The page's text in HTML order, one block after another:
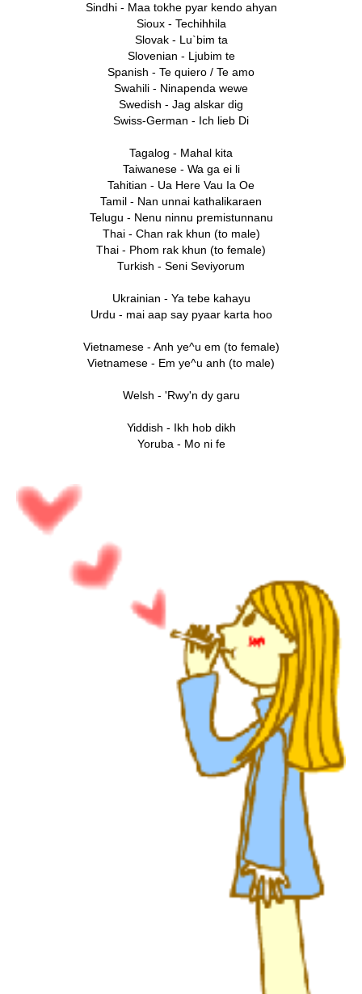
Sindhi - Maa tokhe pyar kendo ahyan
Sioux - Techihhila
Slovak - Lu`bim ta
Slovenian - Ljubim te
Spanish - Te quiero / Te amo
Swahili - Ninapenda wewe
Swedish - Jag alskar dig
Swiss-German - Ich lieb Di
Tagalog - Mahal kita
Taiwanese - Wa ga ei li
Tahitian - Ua Here Vau Ia Oe
Tamil - Nan unnai kathalikaraen
Telugu - Nenu ninnu premistunnanu
Thai - Chan rak khun (to male)
Thai - Phom rak khun (to female)
Turkish - Seni Seviyorum
Ukrainian - Ya tebe kahayu
Urdu - mai aap say pyaar karta hoo
Vietnamese - Anh ye^u em (to female)
Vietnamese - Em ye^u anh (to male)
Welsh - 'Rwy'n dy garu
Yiddish - Ikh hob dikh
Yoruba - Mo ni fe